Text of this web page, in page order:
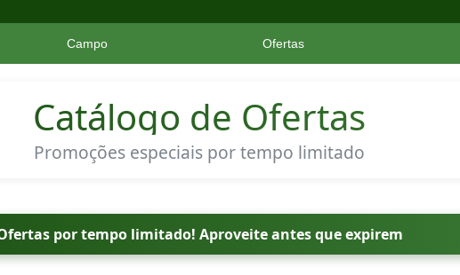
Campo Ofertas
Catálogo de Ofertas
Promoções especiais por tempo limitado
por tempo limitado! Aproveite antes que expirem